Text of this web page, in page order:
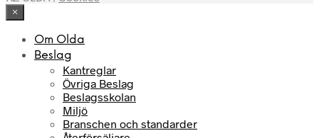
×
Om Olda
Beslag
Kantreglar
Övriga Beslag
Beslagsskolan
Miljö
Branschen och standarder